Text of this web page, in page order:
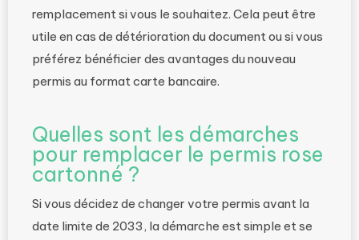
remplacement si vous le souhaitez. Cela peut être
utile en cas de détérioration du document ou si vous
préférez bénéficier des avantages du nouveau
permis au format carte bancaire.
Quelles sont les démarches
pour remplacer le permis rose
cartonné ?
Si vous décidez de changer votre permis avant la
date limite de 2033, la démarche est simple et se